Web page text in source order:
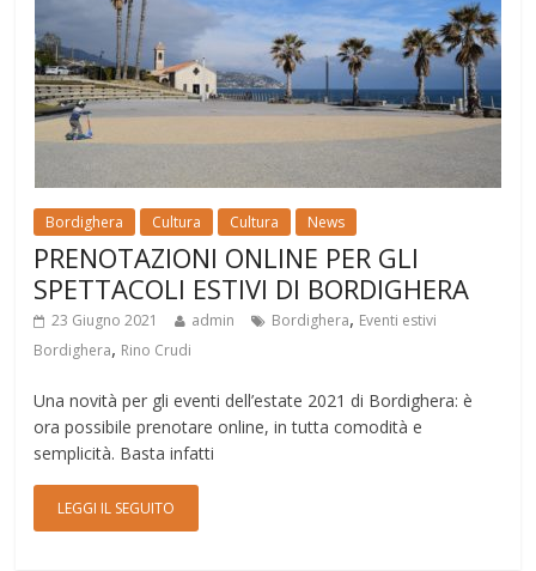
Bordighera Cultura Cultura News
PRENOTAZIONI ONLINE PER GLI
SPETTACOLI ESTIVI DI BORDIGHERA
23 Giugno 2021 admin Bordighera, Eventi estivi
Bordighera, Rino Crudi
Una novità per gli eventi dell’estate 2021 di Bordighera: è
ora possibile prenotare online, in tutta comodità e
semplicità. Basta infatti
LEGGI IL SEGUITO